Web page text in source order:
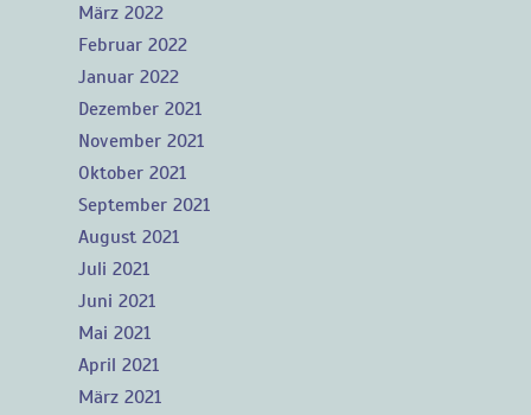
März 2022
Februar 2022
Januar 2022
Dezember 2021
November 2021
Oktober 2021
September 2021
August 2021
Juli 2021
Juni 2021
Mai 2021
April 2021
März 2021